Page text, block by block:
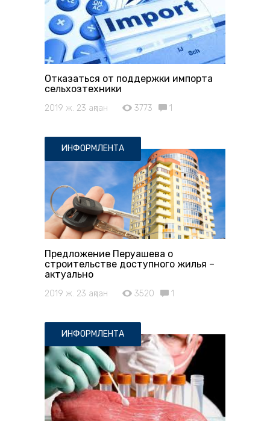
Отказаться от поддержки импорта
сельхозтехники
2019 ж. 23 ақпан 3773 1
ИНФОРМЛЕНТА
Предложение Перуашева о
строительстве доступного жилья –
актуально
2019 ж. 23 ақпан 3520 1
ИНФОРМЛЕНТА